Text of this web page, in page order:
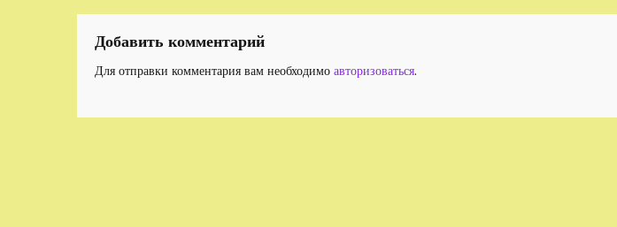
записям
Добавить комментарий
Для отправки комментария вам необходимо авторизоваться.